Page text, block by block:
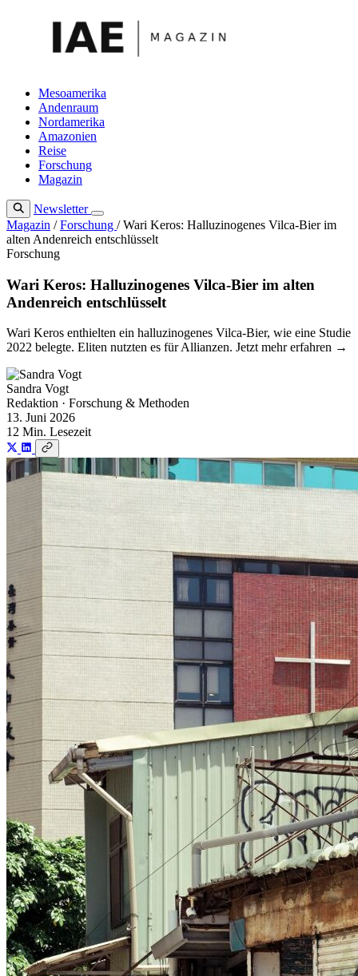
Mesoamerika
Andenraum
Nordamerika
Amazonien
Reise
Forschung
Magazin
Newsletter
Magazin / Forschung / Wari Keros: Halluzinogenes Vilca-Bier im
alten Andenreich entschlüsselt
Forschung
Wari Keros: Halluzinogenes Vilca-Bier im alten
Andenreich entschlüsselt
Wari Keros enthielten ein halluzinogenes Vilca-Bier, wie eine Studie
2022 belegte. Eliten nutzten es für Allianzen. Jetzt mehr erfahren →
Sandra Vogt
Redaktion · Forschung & Methoden
13. Juni 2026
12 Min. Lesezeit